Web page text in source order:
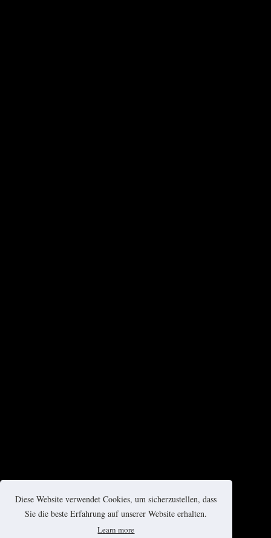
Diese Website verwendet Cookies, um sicherzustellen, dass
Sie die beste Erfahrung auf unserer Website erhalten.
Learn more